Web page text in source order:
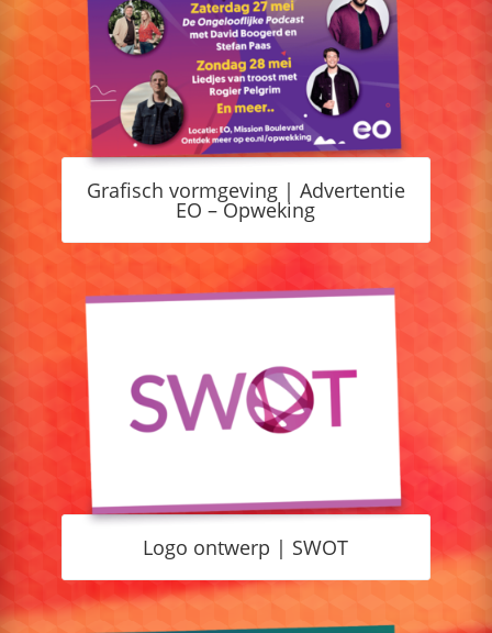
Grafisch vormgeving | Advertentie
EO – Opweking
Logo ontwerp | SWOT